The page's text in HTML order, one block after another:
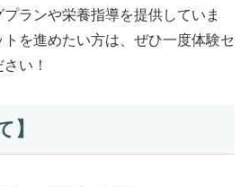
ランや栄養指導を提供していま
を進めたい方は、ぜひ一度体験セ
い！
】